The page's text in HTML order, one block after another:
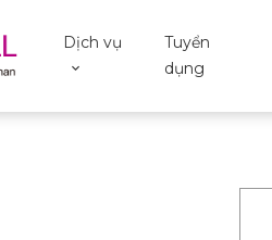
Dịch vụ
Tuyển
dụng